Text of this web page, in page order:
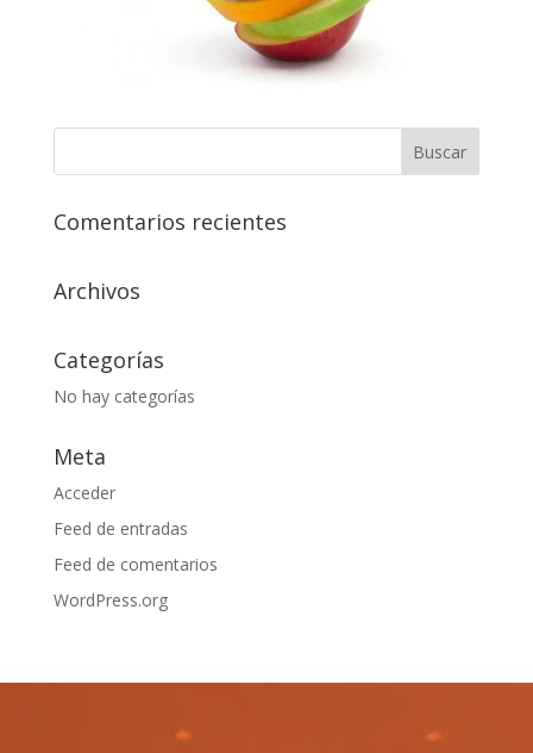
Comentarios recientes
Archivos
Categorías
No hay categorías
Meta
Acceder
Feed de entradas
Feed de comentarios
WordPress.org